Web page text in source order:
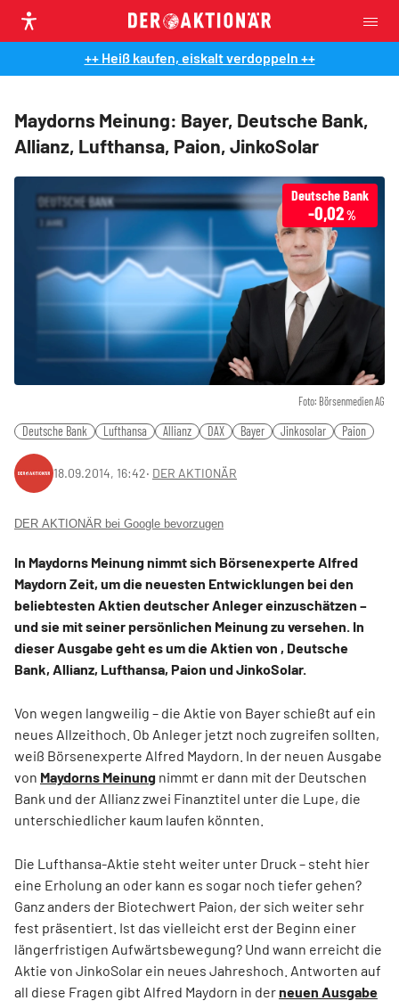
++ Heiß kaufen, eiskalt verdoppeln ++
Maydorns Meinung: Bayer, Deutsche Bank,
Allianz, Lufthansa, Paion, JinkoSolar
Foto: Börsenmedien AG
Deutsche Bank
-0,02 %
Deutsche Bank Lufthansa Allianz DAX Bayer Jinkosolar Paion
18.09.2014, 16:42‧ DER AKTIONÄR
DER AKTIONÄR bei Google bevorzugen
In Maydorns Meinung nimmt sich Börsenexperte Alfred
Maydorn Zeit, um die neuesten Entwicklungen bei den
beliebtesten Aktien deutscher Anleger einzuschätzen –
und sie mit seiner persönlichen Meinung zu versehen. In
dieser Ausgabe geht es um die Aktien von , Deutsche
Bank, Allianz, Lufthansa, Paion und JinkoSolar.
Von wegen langweilig – die Aktie von Bayer schießt auf ein
neues Allzeithoch. Ob Anleger jetzt noch zugreifen sollten,
weiß Börsenexperte Alfred Maydorn. In der neuen Ausgabe
von Maydorns Meinung nimmt er dann mit der Deutschen
Bank und der Allianz zwei Finanztitel unter die Lupe, die
unterschiedlicher kaum laufen könnten.
Die Lufthansa-Aktie steht weiter unter Druck – steht hier
eine Erholung an oder kann es sogar noch tiefer gehen?
Ganz anders der Biotechwert Paion, der sich weiter sehr
fest präsentiert. Ist das vielleicht erst der Beginn einer
längerfristigen Aufwärtsbewegung? Und wann erreicht die
Aktie von JinkoSolar ein neues Jahreshoch. Antworten auf
all diese Fragen gibt Alfred Maydorn in derneuen Ausgabe